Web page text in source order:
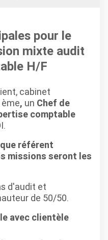
pour le
mixte audit
H/F
cabinet
, un Chef de
comptable
référent
missions seront les
d'audit et
de 50/50.
avec clientèle